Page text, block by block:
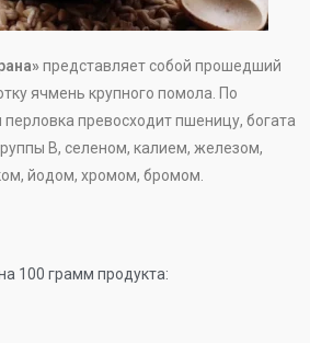
представляет собой прошедший
ячмень крупного помола. По
превосходит пшеницу, богата
В, селеном, калием, железом,
йодом, хромом, бромом.
100 грамм продукта: